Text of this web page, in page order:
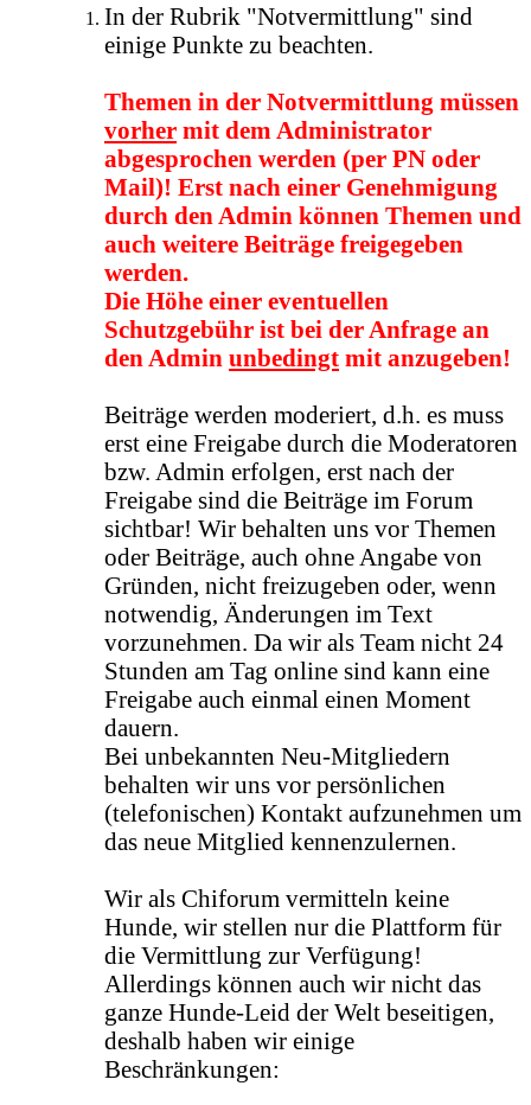
In der Rubrik "Notvermittlung" sind
einige Punkte zu beachten.
Themen in der Notvermittlung müssen
vorher mit dem Administrator
abgesprochen werden (per PN oder
Mail)! Erst nach einer Genehmigung
durch den Admin können Themen und
auch weitere Beiträge freigegeben
werden.
Die Höhe einer eventuellen
Schutzgebühr ist bei der Anfrage an
den Admin unbedingt mit anzugeben!
Beiträge werden moderiert, d.h. es muss
erst eine Freigabe durch die Moderatoren
bzw. Admin erfolgen, erst nach der
Freigabe sind die Beiträge im Forum
sichtbar! Wir behalten uns vor Themen
oder Beiträge, auch ohne Angabe von
Gründen, nicht freizugeben oder, wenn
notwendig, Änderungen im Text
vorzunehmen. Da wir als Team nicht 24
Stunden am Tag online sind kann eine
Freigabe auch einmal einen Moment
dauern.
Bei unbekannten Neu-Mitgliedern
behalten wir uns vor persönlichen
(telefonischen) Kontakt aufzunehmen um
das neue Mitglied kennenzulernen.
Wir als Chiforum vermitteln keine
Hunde, wir stellen nur die Plattform für
die Vermittlung zur Verfügung!
Allerdings können auch wir nicht das
ganze Hunde-Leid der Welt beseitigen,
deshalb haben wir einige
Beschränkungen: